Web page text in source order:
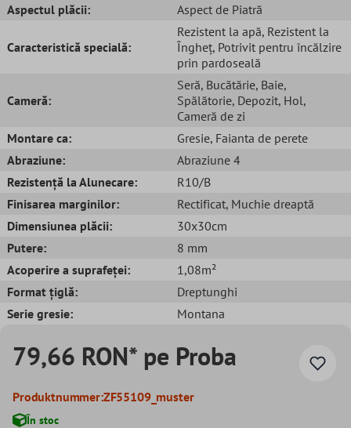
Aspectul plăcii:
Aspect de Piatră
Caracteristică specială:
Rezistent la apă, Rezistent la
Îngheț, Potrivit pentru încălzire
prin pardoseală
Cameră:
Seră, Bucătărie, Baie,
Spălătorie, Depozit, Hol,
Cameră de zi
Montare ca:
Gresie, Faianta de perete
Abraziune:
Abraziune 4
Rezistență la Alunecare:
R10/B
Finisarea marginilor:
Rectificat, Muchie dreaptă
Dimensiunea plăcii:
30x30cm
Putere:
8 mm
Acoperire a suprafeței:
1,08m²
Format țiglă:
Dreptunghi
Serie gresie:
Montana
79,66 RON* pe Proba
Produktnummer:ZF55109_muster
În stoc